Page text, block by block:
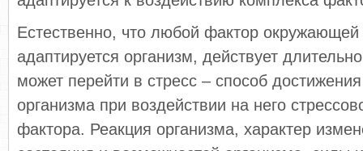
Естественно, что любой фактор
адаптируется организм, действует
может перейти в стресс – способ достижения
организма при воздействии на него
фактора. Реакция организма, характер